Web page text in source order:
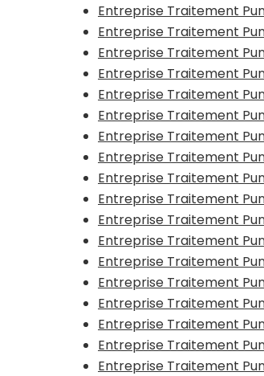
Entreprise Traitement
Entreprise Traitement
Entreprise Traitement
Entreprise Traitement
Entreprise Traitement
Entreprise Traitement
Entreprise Traitement
Entreprise Traitement
Entreprise Traitement
Entreprise Traitement
Entreprise Traitement
Entreprise Traitement
Entreprise Traitement
Entreprise Traitement
Entreprise Traitement
Entreprise Traitement
Entreprise Traitement
Entreprise Traitement